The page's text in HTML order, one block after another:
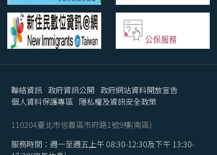
聯絡資訊 政府資訊公開 政府網站資料開放宣告
個人資料保護專區 隱私權及資訊安全政策
110204臺北市信義區市府路1號9樓(南區)
服務時間：週一至週五上午 08:30-12:30及下午 13:30-